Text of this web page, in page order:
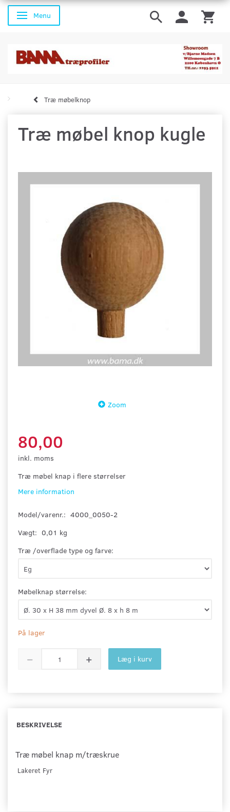
Skifte navigation
Menu
Træ møbelknop
Træ møbel knop kugle
Zoom
80,00
inkl. moms
Træ møbel knap i flere størrelser
Mere information
Model/varenr.: 4000_0050-2
Vægt: 0,01 kg
Træ /overflade type og farve:
Møbelknap størrelse:
På lager
Læg i kurv
BESKRIVELSE
Træ møbel knap m/træskrue
Lakeret Fyr